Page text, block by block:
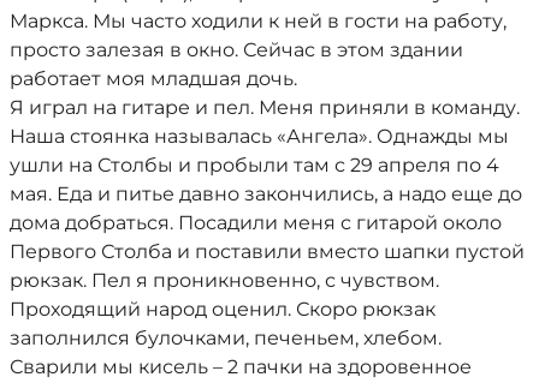
Маркса. Мы часто ходили к ней в гости на работу,
просто залезая в окно. Сейчас в этом здании
работает моя младшая дочь.
Я играл на гитаре и пел. Меня приняли в команду.
Наша стоянка называлась «Ангела». Однажды мы
ушли на Столбы и пробыли там с 29 апреля по 4
мая. Еда и питье давно закончились, а надо еще до
дома добраться. Посадили меня с гитарой около
Первого Столба и поставили вместо шапки пустой
рюкзак. Пел я проникновенно, с чувством.
Проходящий народ оценил. Скоро рюкзак
заполнился булочками, печеньем, хлебом.
Сварили мы кисель – 2 пачки на здоровенное